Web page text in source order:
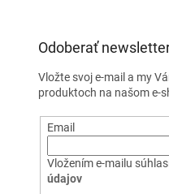
Odoberať
Vložte svoj e-mail a my
produktoch na našom e-
Email
Vložením e-mailu
údajov